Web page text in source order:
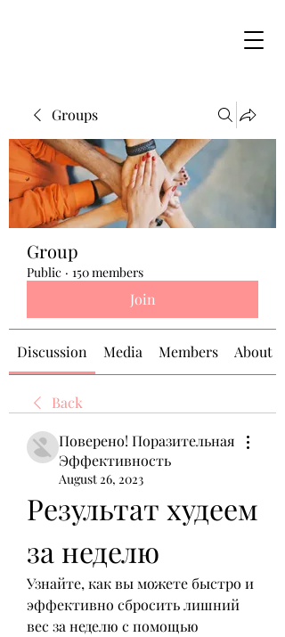
Groups
Group
Public · 150 members
Join
Discussion Media Members About
Back
Поверено! Поразительная
Эффективность
August 26, 2023
Результат худеем
за неделю
Узнайте, как вы можете быстро и
эффективно сбросить лишний
вес за неделю с помощью